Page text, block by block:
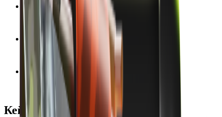
Дата выпуска
12 августа 2013 г.
Команда
Обе команды
Версия модели
CS:GO
Кейсы